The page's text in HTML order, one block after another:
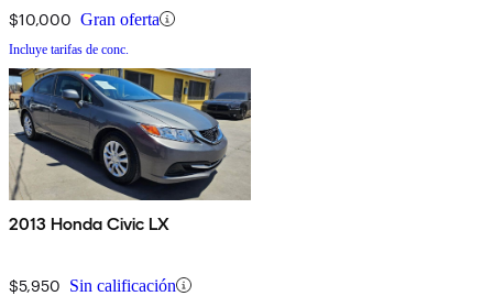
$10,000 Gran oferta
Incluye tarifas de conc.
2013 Honda Civic LX
$5,950 Sin calificación